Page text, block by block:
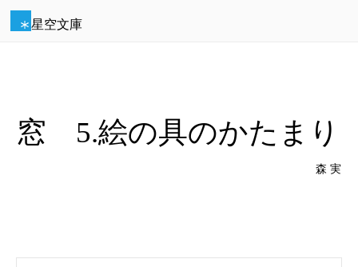
星空文庫
窓 5.絵の具のかたまり
森 実